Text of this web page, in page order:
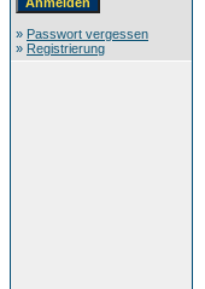
» Passwort vergessen
» Registrierung